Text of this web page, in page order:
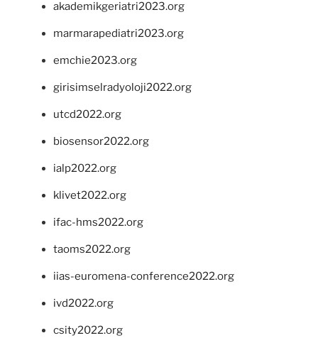
akademikgeriatri2023.org
marmarapediatri2023.org
emchie2023.org
girisimselradyoloji2022.org
utcd2022.org
biosensor2022.org
ialp2022.org
klivet2022.org
ifac-hms2022.org
taoms2022.org
iias-euromena-conference2022.org
ivd2022.org
csity2022.org